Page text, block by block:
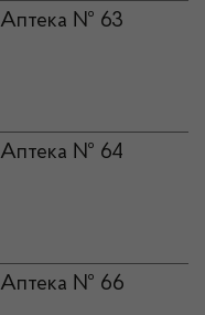
Аптека № 63
Аптека № 64
Аптека № 66